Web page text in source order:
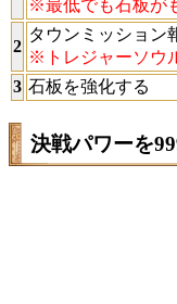
※最低でも石板が
2
タウンミッション
※トレジャーソウ
3 石板を強化する
決戦パワーを